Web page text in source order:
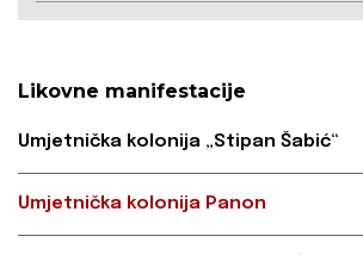
Likovne manifestacije
Umjetnička kolonija „Stipan Šabić“
Umjetnička kolonija Panon